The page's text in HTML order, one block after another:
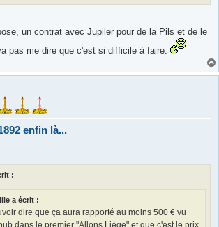
un contrat avec Jupiler pour de la Pils et de le
pas me dire que c'est si difficile à faire.
enfin là...
:
a écrit :
dire que ça aura rapporté au moins 500 € vu